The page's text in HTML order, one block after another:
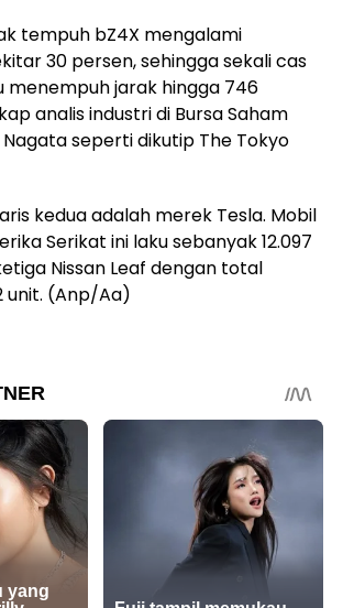
tempuh bZ4X mengalami
30 persen, sehingga sekali cas
jarak hingga 746
analis industri di Bursa Saham
seperti dikutip The Tokyo
kedua adalah merek Tesla. Mobil
Serikat ini laku sebanyak 12.097
Nissan Leaf dengan total
unit. (Anp/Aa)